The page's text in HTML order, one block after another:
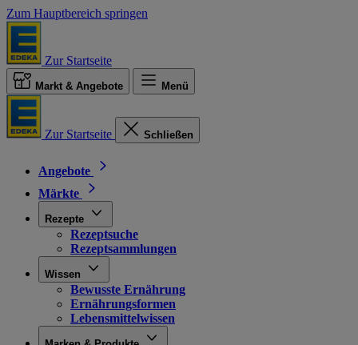
Zum Hauptbereich springen
Zur Startseite
Markt & Angebote Menü
Zur Startseite Schließen
Angebote
Märkte
Rezepte
Rezeptsuche
Rezeptsammlungen
Wissen
Bewusste Ernährung
Ernährungsformen
Lebensmittelwissen